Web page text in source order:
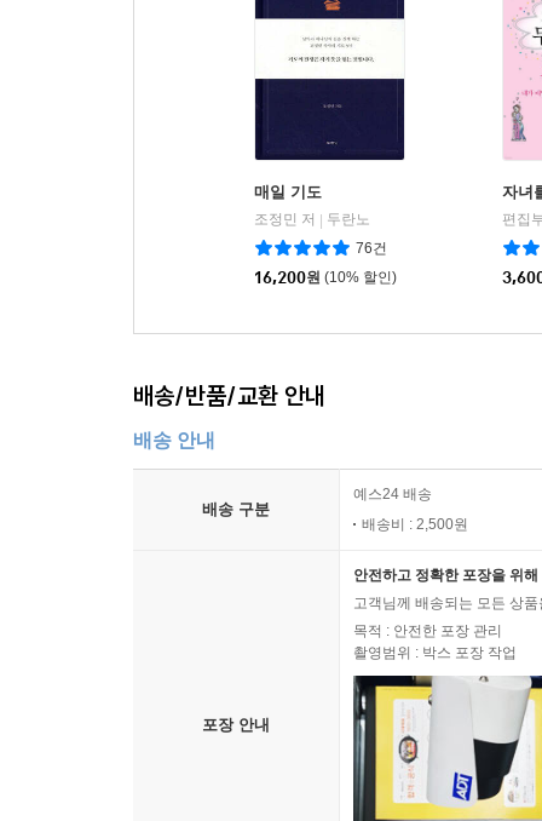
매일 기도
조정민 저
두란노
76건
16,200원 (10% 할인)
자녀
편집
배송/반품/교환 안내
배송 안내
배송 구분
예스24 배송
배송비 : 2,500원
포장 안내
안전하고 정확한 포장을 위
고객님께 배송되는 모든 상
목적 : 안전한 포장 관리
촬영범위 : 박스 포장 작업